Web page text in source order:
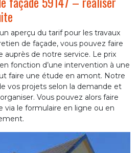
aperçu du tarif pour les travaux
de façade, vous pouvez faire
auprès de notre service. Le prix
fonction d’une intervention à une
faire une étude en amont. Notre
vos projets selon la demande et
Vous pouvez alors faire
via le formulaire en ligne ou en